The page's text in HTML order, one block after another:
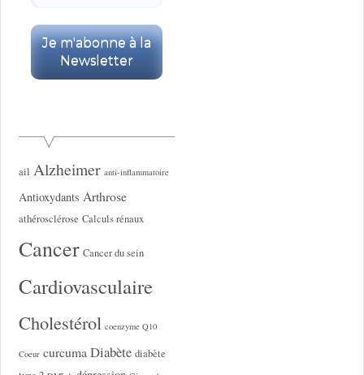
ail Alzheimer anti-inflammatoire
Antioxydants Arthrose
athérosclérose Calculs rénaux
Cancer Cancer du sein
Cardiovasculaire
Cholestérol coenzyme Q10
Coeur curcumaDiabète diabète